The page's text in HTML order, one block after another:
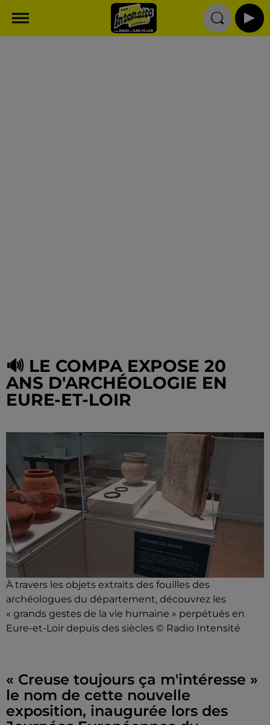
🔊 LE COMPA EXPOSE 20
ANS D'ARCHÉOLOGIE EN
EURE-ET-LOIR
À travers les objets extraits des fouilles des
archéologues du département, découvrez les
« grands gestes de la vie humaine » perpétués en
Eure-et-Loir depuis des siècles © Radio Intensité
« Creuse toujours ça m'intéresse »
le nom de cette nouvelle
exposition, inaugurée lors des